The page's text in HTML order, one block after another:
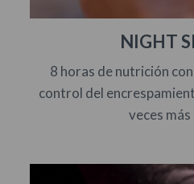
NIGHT
8 horas de nutrición
control del
veces más